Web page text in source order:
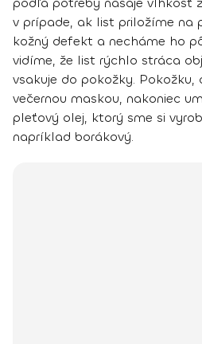
v prípade, ak list priložíme na
kožný defekt a necháme ho
vidíme, že list rýchlo stráca
vsakuje do pokožky.
večernou maskou, nakoniec
pleťový olej, ktorý sme si
napríklad borákový.